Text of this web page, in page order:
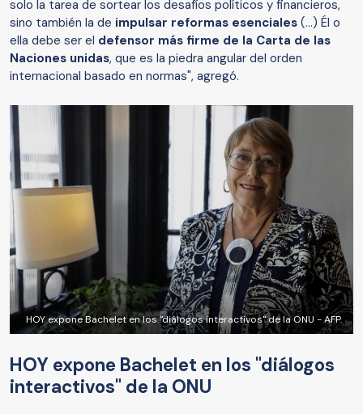
solo la tarea de sortear los desafíos políticos y financieros,
sino también la de impulsar reformas esenciales (...) Él o
ella debe ser el defensor más firme de la Carta de las
Naciones unidas, que es la piedra angular del orden
internacional basado en normas", agregó.
HOY expone Bachelet en los "diálogos interactivos" de la ONU - AFP
HOY expone Bachelet en los "diálogos
interactivos" de la ONU